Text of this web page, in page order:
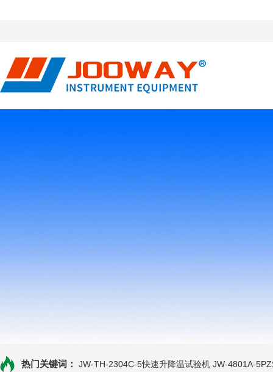
热门关键词： JW-TH-2304C-5快速升降温试验机 JW-4801A-